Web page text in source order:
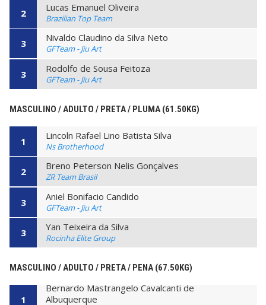
2 Lucas Emanuel Oliveira
Brazilian Top Team
3 Nivaldo Claudino da Silva Neto
GFTeam - Jiu Art
3 Rodolfo de Sousa Feitoza
GFTeam - Jiu Art
MASCULINO / ADULTO / PRETA / PLUMA (61.50KG)
1 Lincoln Rafael Lino Batista Silva
Ns Brotherhood
2 Breno Peterson Nelis Gonçalves
ZR Team Brasil
3 Aniel Bonifacio Candido
GFTeam - Jiu Art
3 Yan Teixeira da Silva
Rocinha Elite Group
MASCULINO / ADULTO / PRETA / PENA (67.50KG)
1
Bernardo Mastrangelo Cavalcanti de
Albuquerque